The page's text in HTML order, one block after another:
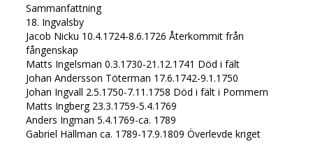
Sammanfattning
18. Ingvalsby
Jacob Nicku 10.4.1724-8.6.1726 Återkommit från
fångenskap
Matts Ingelsman 0.3.1730-21.12.1741 Död i fält
Johan Andersson Töterman 17.6.1742-9.1.1750
Johan Ingvall 2.5.1750-7.11.1758 Död i fält i Pommern
Matts Ingberg 23.3.1759-5.4.1769
Anders Ingman 5.4.1769-ca. 1789
Gabriel Hällman ca. 1789-17.9.1809 Överlevde kriget